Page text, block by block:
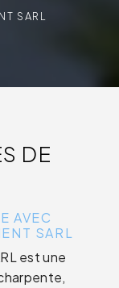
SARL
DE
AVEC
SARL
est une